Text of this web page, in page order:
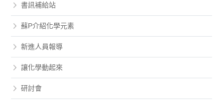
書訊補給站
蘇P介紹化學元素
新進人員報導
讓化學動起來
研討會